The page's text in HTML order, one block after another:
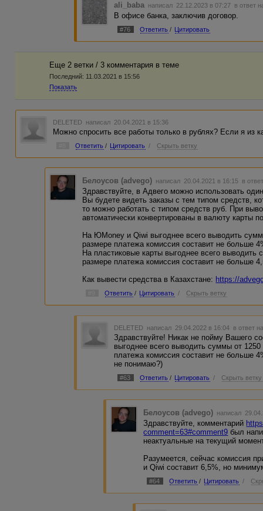
ali_baba написал 22.12.2023 в 07:27 в ответ
В офисе банка, заключив договор.
#76 Ответить / Цитировать
Еще 2 ветки / 3 комментария в темe
Последний: 11.03.2021 в 15:56
Показать
DELETED написал 20.04.2021 в 15:36
Можно спросить все работы только в рублях? Если я из
Ответить / Цитировать / Скрыть ветку
Белоусов (advego) написал 20.04.2021 в 16:15 в
Здравствуйте, в Адвего можно использовать
Вы будете видеть заказы с тем типом средств,
то можно работать с типом средств руб. При
автоматически конвертированы в валюту карты
На ЮMoney и Qiwi выгоднее всего выводить
размере платежа комиссия составит не больше
На пластиковые карты выгоднее всего
размере платежа комиссия составит не больше
Как вывести средства в Казахстане: https://
Ответить / Цитировать / Скрыть ветку
DELETED написал 29.04.2022 в 16:04 в ответ
Здравствуйте! Никак не пойму Вашего
выгоднее всего выводить суммы от
платежа комиссия составит не больше
не понимаю?)
#63 Ответить / Цитировать / Скрыть ветку
Белоусов (advego) написал
Здравствуйте, комментарий
comment=63#comment9 был
неактуальные на текущий
Разумеется, сейчас комиссия
и Qiwi составит 6,5%, но
#64 Ответить / Цитировать /